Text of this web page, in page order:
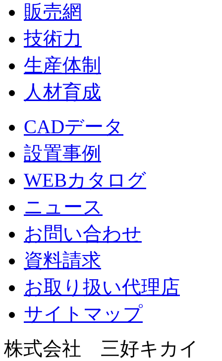
販売網
技術力
生産体制
人材育成
CADデータ
設置事例
WEBカタログ
ニュース
お問い合わせ
資料請求
お取り扱い代理店
サイトマップ
株式会社 三好キカイ